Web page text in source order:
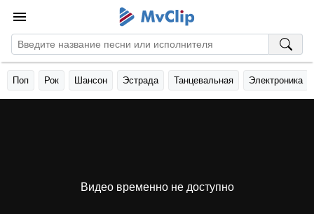
Поп Рок Шансон Эстрада Танцевальная Электроника
Видео временно не доступно